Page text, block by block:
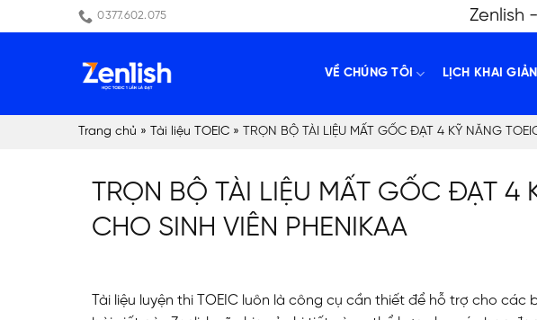
to
0377.602.075 Zenlish
VỀ CHÚNG TÔI LỊCH KHAI
Trang chủ » Tài liệu TOEIC » TRỌN BỘ TÀI LIỆU MẤT GỐC ĐẠT 4 KỸ NĂNG
TRỌN BỘ TÀI LIỆU MẤT GỐC ĐẠT 4
CHO SINH VIÊN PHENIKAA
Tài liệu luyện thi TOEIC luôn là công cụ cần thiết để hỗ trợ cho